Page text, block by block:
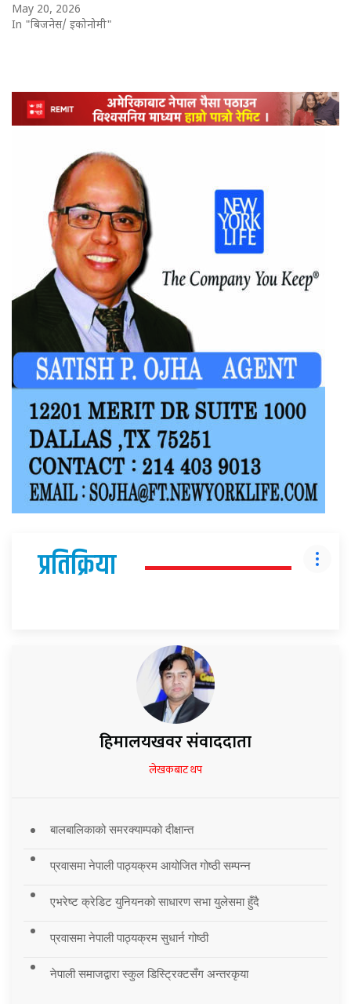
May 20, 2026
In "बिजनेस/ इकोनोमी"
प्रतिक्रिया
हिमालयखवर संवाददाता
लेखकबाट थप
बालबालिकाको समरक्याम्पको दीक्षान्त
प्रवासमा नेपाली पाठ्यक्रम आयोजित गोष्ठी सम्पन्न
एभरेष्ट क्रेडिट युनियनको साधारण सभा युलेसमा हुँदै
प्रवासमा नेपाली पाठ्यक्रम सुधार्न गोष्ठी
नेपाली समाजद्वारा स्कुल डिस्ट्रिक्टसँग अन्तरकृया